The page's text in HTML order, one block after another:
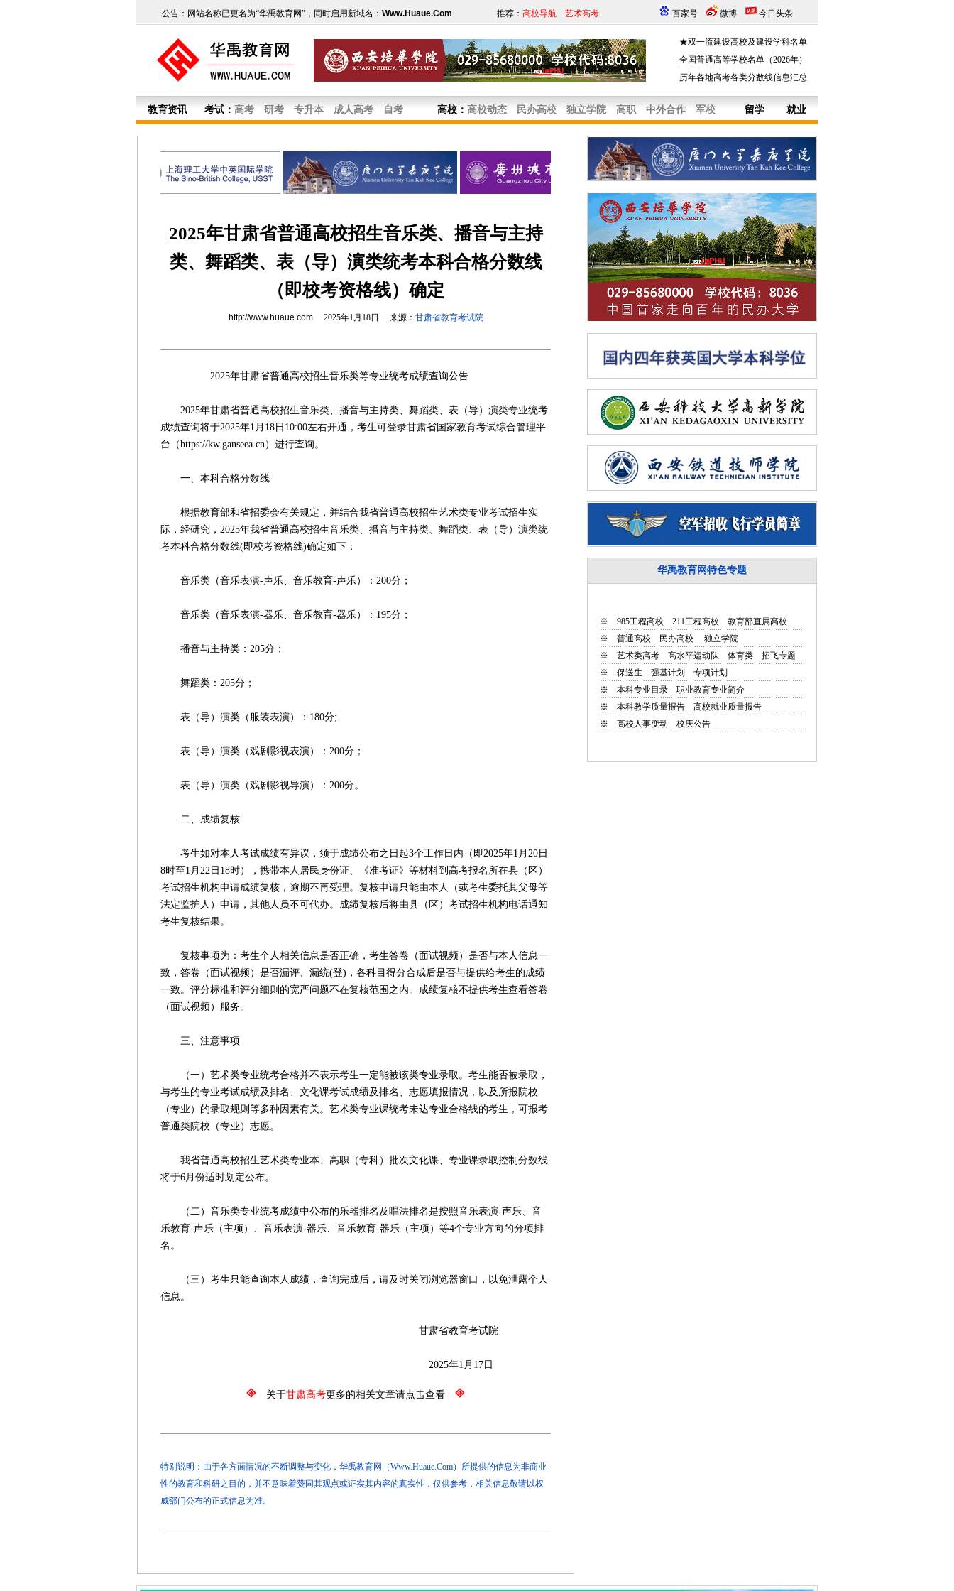
公告：网站名称已更名为“华禹教育网”，同时启用新域名： Www.Huaue.Com 推荐： 高校导航 艺术高考 百家号 微博 今日头条
★双一流建设高校及建设学科名单
全国普通高等学校名单（2026年）
历年各地高考各类分数线信息汇总
教育资讯 考试： 高考 研考 专升本 成人高考 自考 高校： 高校动态 民办高校 独立学院 高职 中外合作 军校 留学 就业
2025年甘肃省普通高校招生音乐类、播音与主持
类、舞蹈类、表（导）演类统考本科合格分数线
（即校考资格线）确定
http://www.huaue.com2025年1月18日 来源： 甘肃省教育考试院
2025年甘肃省普通高校招生音乐类等专业统考成绩查询公告
2025年甘肃省普通高校招生音乐类、播音与主持类、舞蹈类、表（导）演类专业统考
成绩查询将于2025年1月18日10:00左右开通，考生可登录甘肃省国家教育考试综合管理平
台（https://kw.ganseea.cn）进行查询。
一、本科合格分数线
根据教育部和省招委会有关规定，并结合我省普通高校招生艺术类专业考试招生实
际，经研究，2025年我省普通高校招生音乐类、播音与主持类、舞蹈类、表（导）演类统
考本科合格分数线(即校考资格线)确定如下：
音乐类（音乐表演-声乐、音乐教育-声乐）：200分；
音乐类（音乐表演-器乐、音乐教育-器乐）：195分；
播音与主持类：205分；
舞蹈类：205分；
表（导）演类（服装表演）：180分;
表（导）演类（戏剧影视表演）：200分；
表（导）演类（戏剧影视导演）：200分。
二、成绩复核
考生如对本人考试成绩有异议，须于成绩公布之日起3个工作日内（即2025年1月20日
8时至1月22日18时），携带本人居民身份证、《准考证》等材料到高考报名所在县（区）
考试招生机构申请成绩复核，逾期不再受理。复核申请只能由本人（或考生委托其父母等
法定监护人）申请，其他人员不可代办。成绩复核后将由县（区）考试招生机构电话通知
考生复核结果。
复核事项为：考生个人相关信息是否正确，考生答卷（面试视频）是否与本人信息一
致，答卷（面试视频）是否漏评、漏统(登)，各科目得分合成后是否与提供给考生的成绩
一致。评分标准和评分细则的宽严问题不在复核范围之内。成绩复核不提供考生查看答卷
（面试视频）服务。
三、注意事项
（一）艺术类专业统考合格并不表示考生一定能被该类专业录取。考生能否被录取，
与考生的专业考试成绩及排名、文化课考试成绩及排名、志愿填报情况，以及所报院校
（专业）的录取规则等多种因素有关。艺术类专业课统考未达专业合格线的考生，可报考
普通类院校（专业）志愿。
我省普通高校招生艺术类专业本、高职（专科）批次文化课、专业课录取控制分数线
将于6月份适时划定公布。
（二）音乐类专业统考成绩中公布的乐器排名及唱法排名是按照音乐表演-声乐、音
乐教育-声乐（主项）、音乐表演-器乐、音乐教育-器乐（主项）等4个专业方向的分项排
名。
（三）考生只能查询本人成绩，查询完成后，请及时关闭浏览器窗口，以免泄露个人
信息。
甘肃省教育考试院
2025年1月17日
关于甘肃高考更多的相关文章请点击查看
特别说明：由于各方面情况的不断调整与变化，华禹教育网（Www.Huaue.Com）所提供的信息为非商业
性的教育和科研之目的，并不意味着赞同其观点或证实其内容的真实性，仅供参考，相关信息敬请以权
威部门公布的正式信息为准。
华禹教育网特色专题
※ 985工程高校 211工程高校
教育部直属高校
※ 普通高校 民办高校
独立学院
※ 艺术类高考 高水平运动队 体育类
招飞专题
※ 保送生 强基计划
专项计划
※ 本科专业目录
职业教育专业简介
※ 本科教学质量报告
高校就业质量报告
※ 高校人事变动 校庆公告